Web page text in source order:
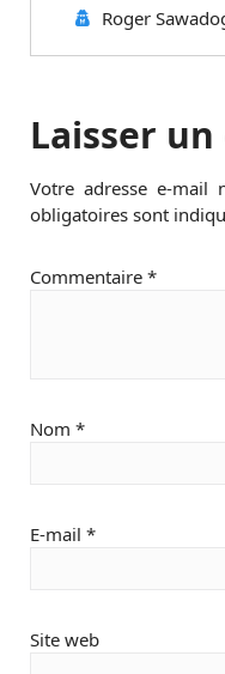
Roger
Laisser
Votre adresse e-mail
obligatoires sont
Commentaire *
Nom *
E-mail *
Site web